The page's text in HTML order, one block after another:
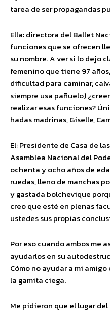
tarea de ser propagandas
Ella: directora del Ballet
funciones que se ofrecen
su nombre. A ver si lo dejo
femenino que tiene 97
dificultad para caminar,
siempre usa pañuelo)
realizar esas funciones?
hadas madrinas, Giselle,
El: Presidente de Casa de
Asamblea Nacional del
ochenta y ocho años de
ruedas, lleno de manchas
y gastada bolchevique
creo que esté en plenas
ustedes sus propias
Por eso cuando ambos me
ayudarlos en su
Cómo no ayudar a mi
la gamita ciega.
Me pidieron que el lugar